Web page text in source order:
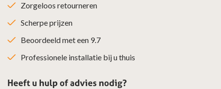
Zorgeloos retourneren
Scherpe prijzen
Beoordeeld met een 9.7
Professionele installatie bij u thuis
Heeft u hulp of advies nodig?